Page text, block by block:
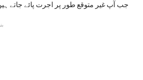
جب آپ غیر متوقع طور پر اجرت پائے جاتے